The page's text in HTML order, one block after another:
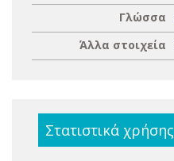
Γλώσσα
Άλλα στοιχεία
Στατιστικά χρήσης